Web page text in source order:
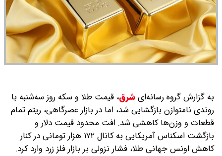
به گزارش گروه رسانه‌ایشرق، قیمت طلا و سکه روز سه‌شنبه با
روندی نامتوازن بازگشایی شد، اما در بازار عصرگاهی، ریتم تمام
قطعات و وزن‌ها کاهشی شد. افت محدود قیمت دلار و
بازگشت اسکناس آمریکایی به کانال ۱۷۲ هزار تومانی در کنار
کاهش اونس جهانی طلا، فشار نزولی بر بازار فلز زرد وارد کرد.